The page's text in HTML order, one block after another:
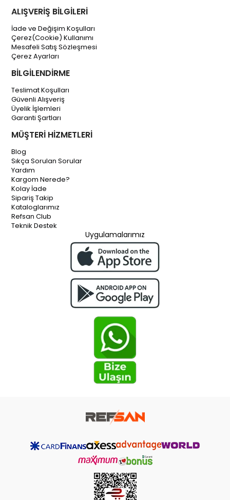
ALIŞVERİŞ BİLGİLERİ
İade ve Değişim Koşulları
Çerez(Cookie) Kullanımı
Mesafeli Satış Sözleşmesi
Çerez Ayarları
BİLGİLENDİRME
Teslimat Koşulları
Güvenli Alışveriş
Üyelik İşlemleri
Garanti Şartları
MÜŞTERİ HİZMETLERİ
Blog
Sıkça Sorulan Sorular
Yardım
Kargom Nerede?
Kolay İade
Sipariş Takip
Kataloglarımız
Refsan Club
Teknik Destek
Uygulamalarımız